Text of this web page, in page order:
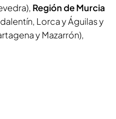
Región de Murcia
Lorca y Águilas y
y Mazarrón),